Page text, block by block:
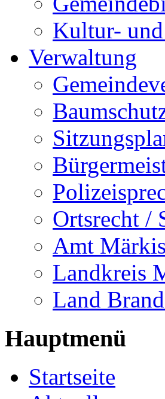
Kultur-
Verwaltung
Ortsrecht /
Amt
Landkreis
Land
Hauptmenü
Startseite